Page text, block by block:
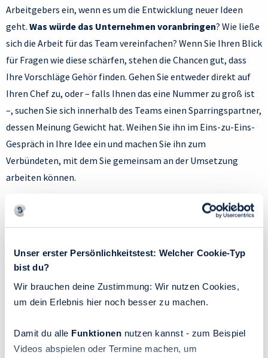
Unser erster Persönlichkeitstest: Welcher Cookie-Typ
bist du?
Wir brauchen deine Zustimmung: Wir nutzen Cookies,
um dein Erlebnis hier noch besser zu machen.
Damit du alle Funktionen nutzen kannst - zum Beispiel
Videos abspielen oder Termine machen, um
Arbeitgebers ein, wenn es um die Entwicklung neuer Ideen
geht. Was würde das Unternehmen voranbringen? Wie ließe
sich die Arbeit für das Team vereinfachen? Wenn Sie Ihren Blick
für Fragen wie diese schärfen, stehen die Chancen gut, dass
Ihre Vorschläge Gehör finden. Gehen Sie entweder direkt auf
Ihren Chef zu, oder – falls Ihnen das eine Nummer zu groß ist
–, suchen Sie sich innerhalb des Teams einen Sparringspartner,
dessen Meinung Gewicht hat. Weihen Sie ihn im Eins-zu-Eins-
Gespräch in Ihre Idee ein und machen Sie ihn zum
Verbündeten, mit dem Sie gemeinsam an der Umsetzung
arbeiten können.
Oft ist Wertschätzung nur eine Frage der Zeit. Wenn Sie gerade
erst den Job oder das Team gewechselt haben, ist es ganz
natürlich, dass Sie sich die Anerkennung Ihrer neuen Kollegen
erst erarbeiten müssen. Lassen Sie sich daher nicht so schnell
eine entspannte Haltung ein. Wenn Sieehrliches Interesse
an Ihren neuen Teammitgliedernzeigen und sich ebenfalls